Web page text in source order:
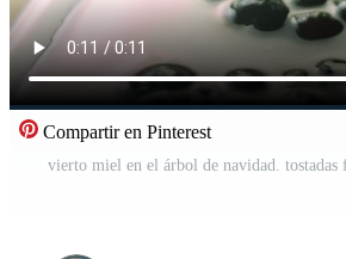
Compartir en Pinterest